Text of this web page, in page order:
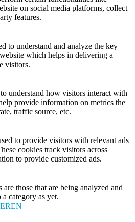
on social media platforms, collect
features.
to understand and analyze the key
which helps in delivering a
visitors.
understand how visitors interact with
provide information on metrics the
traffic source, etc.
to provide visitors with relevant ads
cookies track visitors across
to provide customized ads.
those that are being analyzed and
category as yet.